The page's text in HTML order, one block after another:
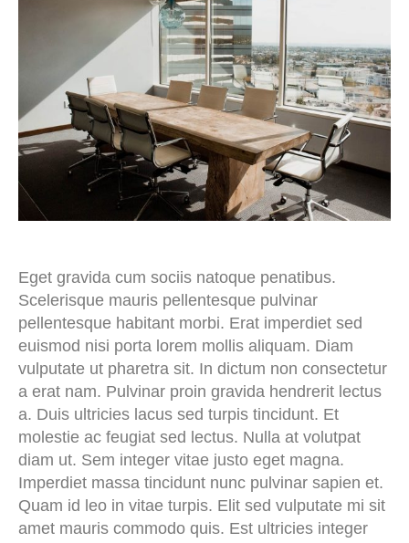
Eget gravida cum sociis natoque penatibus.
Scelerisque mauris pellentesque pulvinar
pellentesque habitant morbi. Erat imperdiet sed
euismod nisi porta lorem mollis aliquam. Diam
vulputate ut pharetra sit. In dictum non consectetur
a erat nam. Pulvinar proin gravida hendrerit lectus
a. Duis ultricies lacus sed turpis tincidunt. Et
molestie ac feugiat sed lectus. Nulla at volutpat
diam ut. Sem integer vitae justo eget magna.
Imperdiet massa tincidunt nunc pulvinar sapien et.
Quam id leo in vitae turpis. Elit sed vulputate mi sit
amet mauris commodo quis. Est ultricies integer